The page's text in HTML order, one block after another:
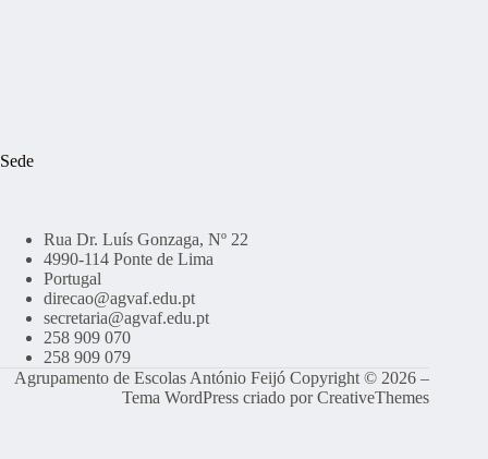
Sede
Rua Dr. Luís Gonzaga, Nº 22
4990-114 Ponte de Lima
Portugal
direcao@agvaf.edu.pt
secretaria@agvaf.edu.pt
258 909 070
258 909 079
Agrupamento de Escolas António Feijó Copyright © 2026 –
Tema WordPress criado porCreativeThemes